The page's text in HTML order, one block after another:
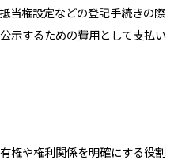
当権設定などの登記手続きの際
示するための費用として支払い
権や権利関係を明確にする役割